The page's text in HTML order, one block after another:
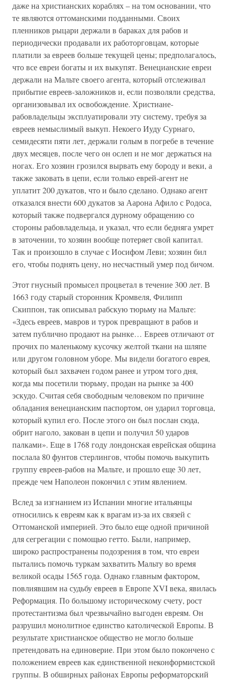
даже на христианских кораблях – на том основании, что
те являются оттоманскими подданными. Своих
пленников рыцари держали в бараках для рабов и
периодически продавали их работорговцам, которые
платили за евреев больше текущей цены; предполагалось,
что все евреи богаты и их выкупят. Венецианские евреи
держали на Мальте своего агента, который отслеживал
прибытие евреев-заложников и, если позволяли средства,
организовывал их освобождение. Христиане-
рабовладельцы эксплуатировали эту систему, требуя за
евреев немыслимый выкуп. Некоего Иуду Сурнаго,
семидесяти пяти лет, держали голым в погребе в течение
двух месяцев, после чего он ослеп и не мог держаться на
ногах. Его хозяин грозился вырвать ему бороду и веки, а
также заковать в цепи, если только еврей-агент не
уплатит 200 дукатов, что и было сделано. Однако агент
отказался внести 600 дукатов за Аарона Афило с Родоса,
который также подвергался дурному обращению со
стороны рабовладельца, и указал, что если бедняга умрет
в заточении, то хозяин вообще потеряет свой капитал.
Так и произошло в случае с Иосифом Леви; хозяин бил
его, чтобы поднять цену, но несчастный умер под бичом.
Этот гнусный промысел процветал в течение 300 лет. В
1663 году старый сторонник Кромвеля, Филипп
Скиппон, так описывал рабскую тюрьму на Мальте:
«Здесь евреев, мавров и турок превращают в рабов и
затем публично продают на рынке… Евреев отличают от
прочих по маленькому кусочку желтой ткани на шляпе
или другом головном уборе. Мы видели богатого еврея,
который был захвачен годом ранее и утром того дня,
когда мы посетили тюрьму, продан на рынке за 400
эскудо. Считая себя свободным человеком по причине
обладания венецианским паспортом, он ударил торговца,
который купил его. После этого он был послан сюда,
обрит наголо, закован в цепи и получил 50 ударов
палками». Еще в 1768 году лондонская еврейская община
послала 80 фунтов стерлингов, чтобы помочь выкупить
группу евреев-рабов на Мальте, и прошло еще 30 лет,
прежде чем Наполеон покончил с этим явлением.
Вслед за изгнанием из Испании многие итальянцы
относились к евреям как к врагам из-за их связей с
Оттоманской империей. Это было еще одной причиной
для сегрегации с помощью гетто. Были, например,
широко распространены подозрения в том, что евреи
пытались помочь туркам захватить Мальту во время
великой осады 1565 года. Однако главным фактором,
повлиявшим на судьбу евреев в Европе XVI века, явилась
Реформация. По большому историческому счету, рост
протестантизма был чрезвычайно выгоден евреям. Он
разрушил монолитное единство католической Европы. В
результате христианское общество не могло больше
претендовать на единоверие. При этом было покончено с
положением евреев как единственной неконформистской
группы. В обширных районах Европы реформаторский